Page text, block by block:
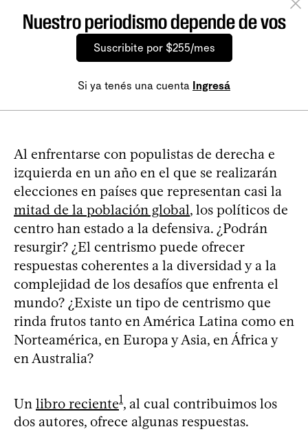
Nuestro periodismo depende de vos
Suscribite por $255/mes
Si ya tenés una cuenta Ingresá
Al enfrentarse con populistas de derecha e
izquierda en un año en el que se realizarán
elecciones en países que representan casi la
mitad de la población global, los políticos de
centro han estado a la defensiva. ¿Podrán
resurgir? ¿El centrismo puede ofrecer
respuestas coherentes a la diversidad y a la
complejidad de los desafíos que enfrenta el
mundo? ¿Existe un tipo de centrismo que
rinda frutos tanto en América Latina como en
Norteamérica, en Europa y Asia, en África y
en Australia?
Un libro reciente1, al cual contribuimos los
dos autores, ofrece algunas respuestas.